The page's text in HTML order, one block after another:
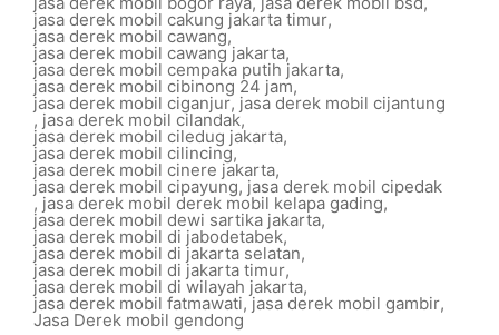
jasa derek mobil cakung jakarta timur,
jasa derek mobil cawang,
jasa derek mobil cawang jakarta,
jasa derek mobil cempaka putih jakarta,
jasa derek mobil cibinong 24 jam,
jasa derek mobil ciganjur, jasa derek mobil cijantung
, jasa derek mobil cilandak,
jasa derek mobil ciledug jakarta,
jasa derek mobil cilincing,
jasa derek mobil cinere jakarta,
jasa derek mobil cipayung, jasa derek mobil cipedak
, jasa derek mobil derek mobil kelapa gading,
jasa derek mobil dewi sartika jakarta,
jasa derek mobil di jabodetabek,
jasa derek mobil di jakarta selatan,
jasa derek mobil di jakarta timur,
jasa derek mobil di wilayah jakarta,
jasa derek mobil fatmawati,jasa derek mobil gambir,
Jasa Derek mobil gendong